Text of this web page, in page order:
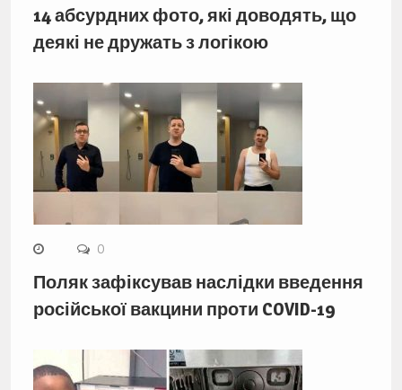
14 абсурдних фото, які доводять, що
деякі не дружать з логікою
0
Поляк зафіксував наслідки введення
російської вакцини проти COVID-19